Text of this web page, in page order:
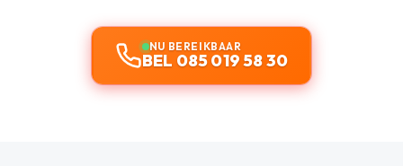
NU BEREIKBAAR
BEL 085 019 58 30